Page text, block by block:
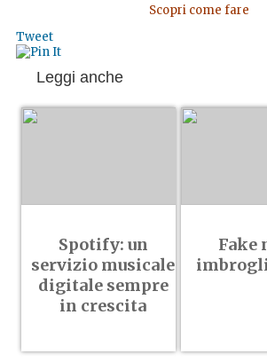
Scopri come fare
Tweet
Leggi anche
Spotify: un
servizio musicale
digitale sempre
in crescita
Fake